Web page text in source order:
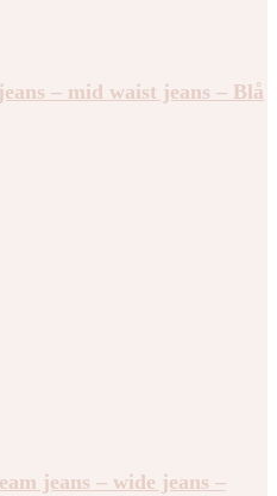
– mid waist jeans – Blå
jeans – wide jeans –